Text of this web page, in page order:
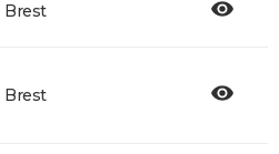
Brest
Brest